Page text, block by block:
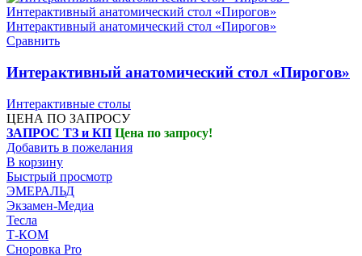
Сравнить
Интерактивный анатомический стол «Пирогов»
Интерактивные столы
ЦЕНА ПО ЗАПРОСУ
ЗАПРОС ТЗ и КП Цена по запросу!
Добавить в пожелания
В корзину
Быстрый просмотр
ЭМЕРАЛЬД
Экзамен-Медиа
Тесла
Т-КОМ
Сноровка Pro